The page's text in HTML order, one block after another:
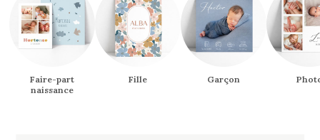
Faire-part
naissance
Fille Garçon